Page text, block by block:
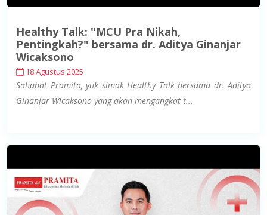
Healthy Talk: "MCU Pra Nikah,
Pentingkah?" bersama dr. Aditya Ginanjar
Wicaksono
18 Agustus 2025
Sahabat Pramita, yuk simak Healthy Talk bersama dr. Aditya
Ginanjar Wicaksono yang akan mengangkat t...